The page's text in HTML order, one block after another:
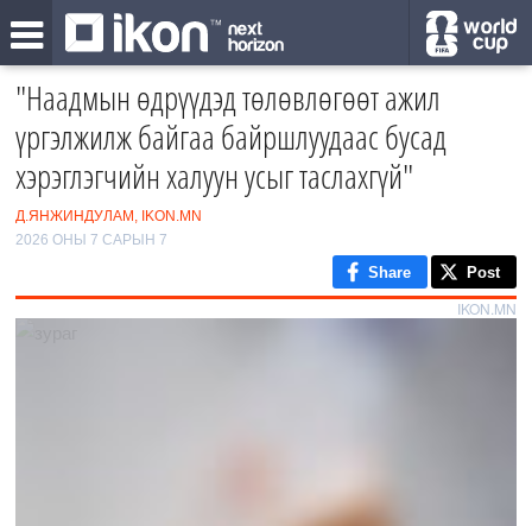
"Наадмын өдрүүдэд төлөвлөгөөт ажил
үргэлжилж байгаа байршлуудаас бусад
хэрэглэгчийн халуун усыг таслахгүй"
Д.ЯНЖИНДУЛАМ, IKON.MN
2026 ОНЫ 7 САРЫН 7
Share Post
IKON.MN